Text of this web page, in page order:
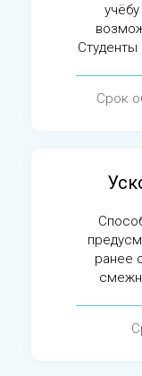
Студенты
Срок
ранее